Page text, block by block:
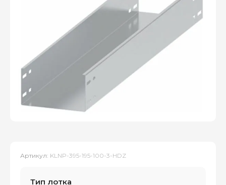
Артикул: KLNP-395-195-100-3-HDZ
Тип лотка